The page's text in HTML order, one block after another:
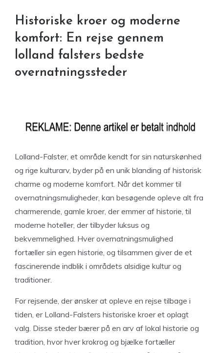
Historiske kroer og moderne
komfort: En rejse gennem
lolland falsters bedste
overnatningssteder
Lolland-Falster, et område kendt for sin naturskønhed
og rige kulturarv, byder på en unik blanding af historisk
charme og moderne komfort. Når det kommer til
overnatningsmuligheder, kan besøgende opleve alt fra
charmerende, gamle kroer, der emmer af historie, til
moderne hoteller, der tilbyder luksus og
bekvemmelighed. Hver overnatningsmulighed
fortæller sin egen historie, og tilsammen giver de et
fascinerende indblik i områdets alsidige kultur og
traditioner.
For rejsende, der ønsker at opleve en rejse tilbage i
tiden, er Lolland-Falsters historiske kroer et oplagt
valg. Disse steder bærer på en arv af lokal historie og
tradition, hvor hver krokrog og bjælke fortæller